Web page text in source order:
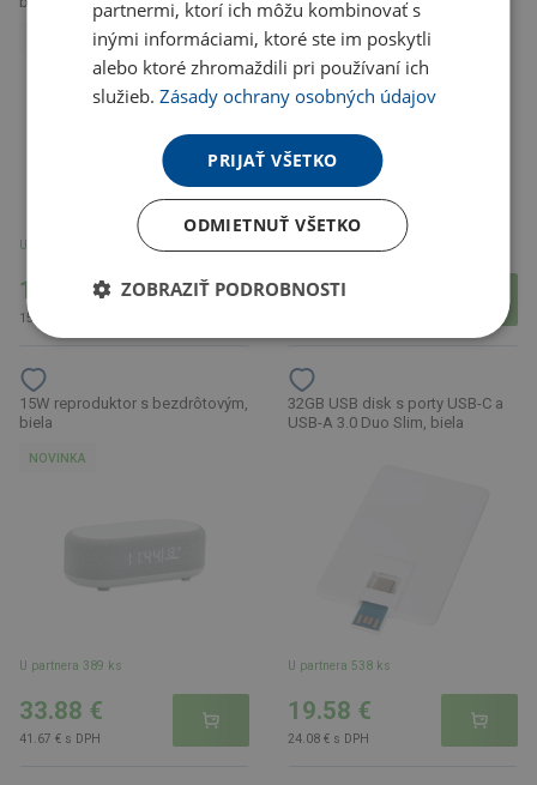
U partnera 4166 ks
12.21 €
15.02 € s DPH
U partnera 3477 ks
15.03 €
15W reproduktor s bezdrôtovým,
biela
NOVINKA
U partnera 389 ks
33.88 €
41.67 € s DPH
32GB USB disk s porty USB-C a
USB-A 3.0 Duo Slim, biela
U partnera 538 ks
19.58 €
24.08 € s DPH
partnermi, ktorí ich môžu kombinovať s
inými informáciami, ktoré ste im poskytli
alebo ktoré zhromaždili pri používaní ich
služieb.Zásady ochrany osobných údajov
PRIJAŤ VŠETKO
ODMIETNUŤ VŠETKO
ZOBRAZIŤ PODROBNOSTI